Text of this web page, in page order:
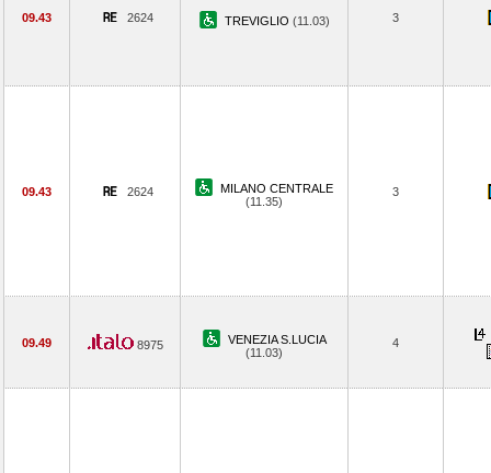
09.43 2624 TREVIGLIO (11.03) 3
09.43 2624
MILANO CENTRALE
(11.35)
3
09.49 8975
VENEZIA S.LUCIA
(11.03)
4